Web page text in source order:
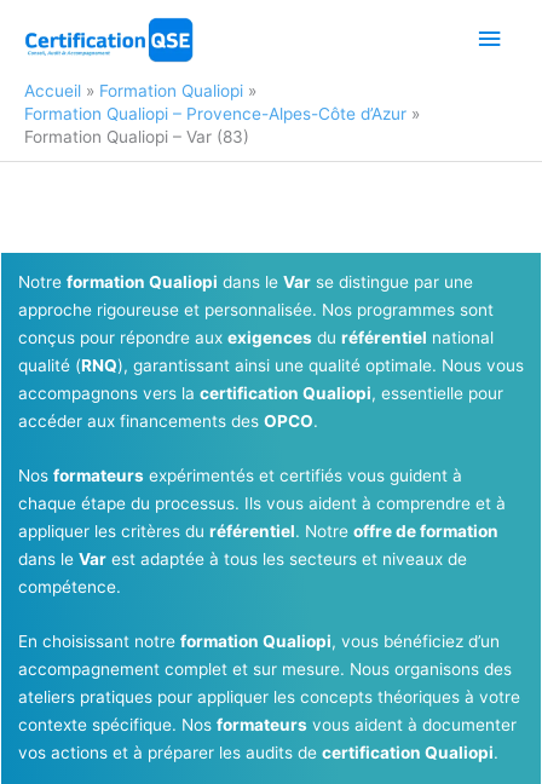
Accueil
Formation Qualiopi
Formation Qualiopi – Provence-Alpes-Côte d’Azur
Formation Qualiopi – Var (83)
Notre formation Qualiopi dans le Varse distingue par une
approche rigoureuse et personnalisée. Nos programmes sont
conçus pour répondre aux exigencesdu référentiel national
qualité (RNQ), garantissant ainsi une qualité optimale. Nous vous
accompagnons vers la certification Qualiopi, essentielle pour
accéder aux financements des OPCO.
Nos formateursexpérimentés et certifiés vous guident à
chaque étape du processus. Ils vous aident à comprendre et à
appliquer les critères du référentiel. Notre offre de formation
dans le Varest adaptée à tous les secteurs et niveaux de
compétence.
En choisissant notre formation Qualiopi, vous bénéficiez d’un
accompagnement complet et sur mesure. Nous organisons des
ateliers pratiques pour appliquer les concepts théoriques à votre
contexte spécifique. Nos formateursvous aident à documenter
vos actions et à préparer les audits de certification Qualiopi.